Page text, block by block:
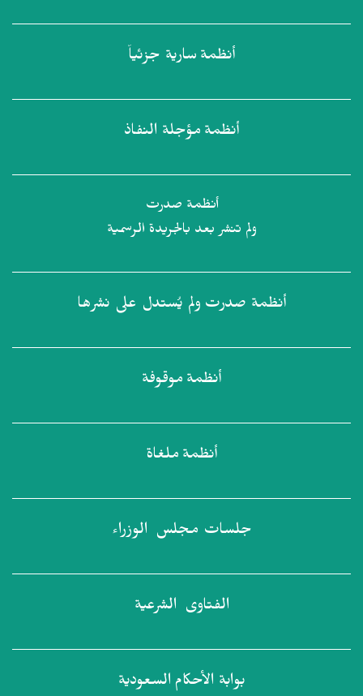
أنظمة سارية جزئياً
أنظمة مؤجلة النفاذ
أنظمة صدرت
ولم تنشر بعد بالجريدة الرسمية
أنظمة صدرت ولم يُستدل على نشرها
أنظمة موقوفة
أنظمة ملغاة
جلسات مجلس الوزراء
الفتاوى الشرعية
بوابة الأحكام السعودية